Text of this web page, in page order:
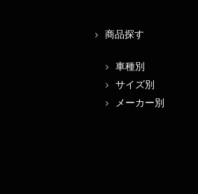
商品探す
車種別
サイズ別
メーカー別